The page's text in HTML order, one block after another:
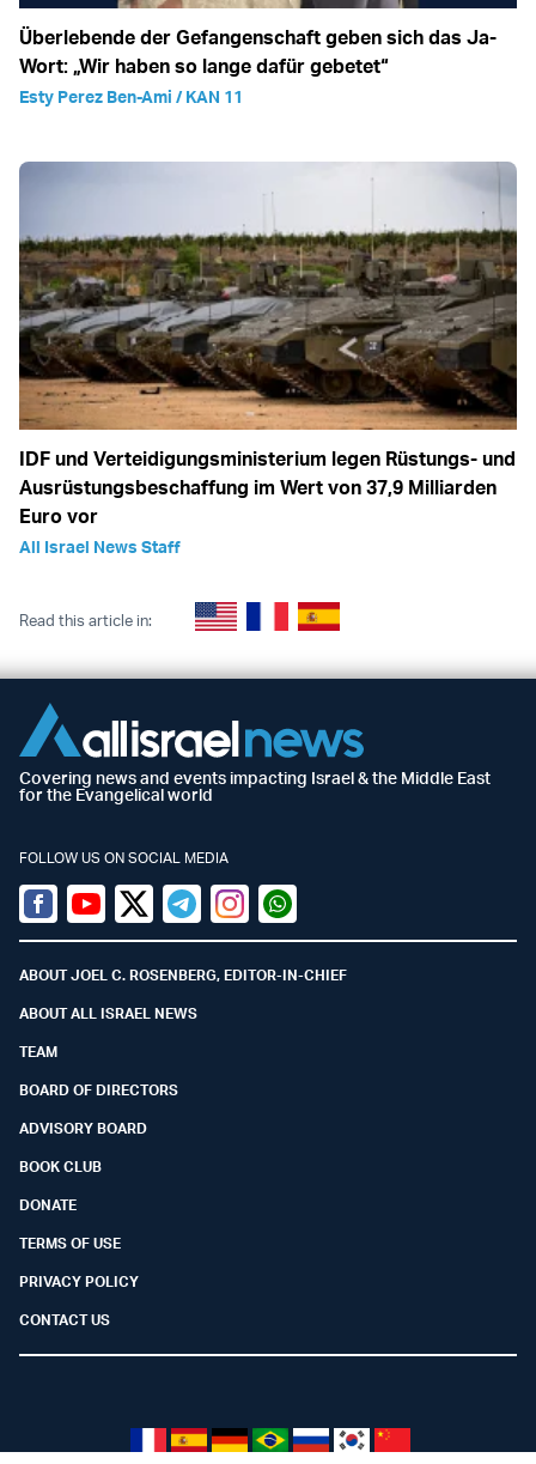
Überlebende der Gefangenschaft geben sich das Ja-
Wort: „Wir haben so lange dafür gebetet“
Esty Perez Ben-Ami / KAN 11
IDF und Verteidigungsministerium legen Rüstungs- und
Ausrüstungsbeschaffung im Wert von 37,9 Milliarden
Euro vor
All Israel News Staff
Read this article in:
Covering news and events impacting Israel & the Middle East
for the Evangelical world
FOLLOW US ON SOCIAL MEDIA
Facebook
YoutubeTwitter (X)
TelegramInstagramWhatsapp
ABOUT JOEL C. ROSENBERG, EDITOR-IN-CHIEF
ABOUT ALL ISRAEL NEWS
TEAM
BOARD OF DIRECTORS
ADVISORY BOARD
BOOK CLUB
DONATE
TERMS OF USE
PRIVACY POLICY
CONTACT US